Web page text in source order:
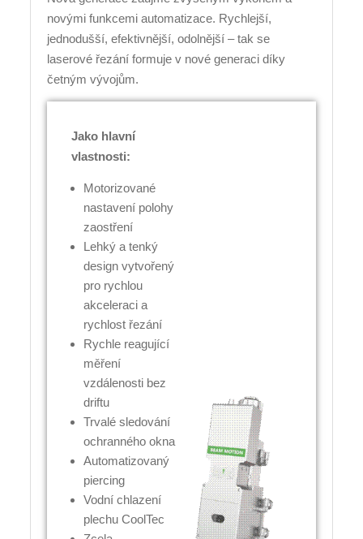
novými funkcemi automatizace. Rychlejší,
jednodušší, efektivnější, odolnější – tak se
laserové řezání formuje v nové generaci díky
četným vývojům.
Jako hlavní
vlastnosti:
Motorizované
nastavení polohy
zaostření
Lehký a tenký
design vytvořený
pro rychlou
akceleraci a
rychlost řezání
Rychle reagující
měření
vzdálenosti bez
driftu
Trvalé sledování
ochranného okna
Automatizovaný
piercing
Vodní chlazení
plechu CoolTec